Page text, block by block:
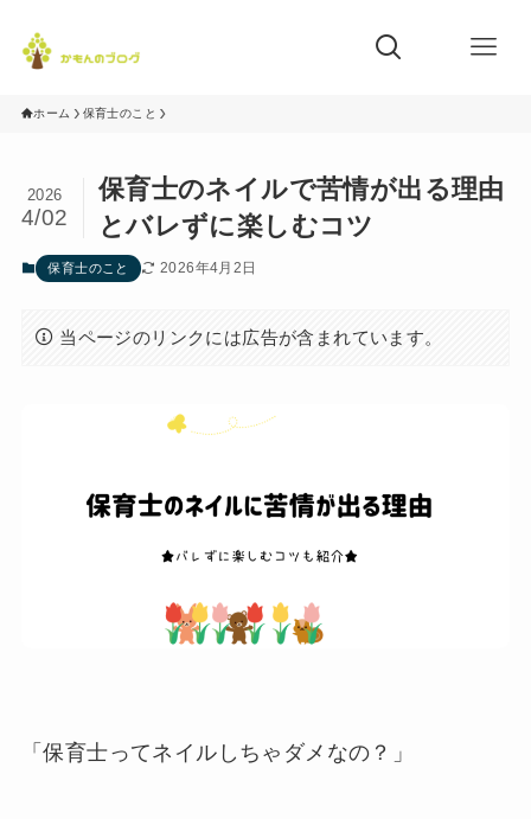
ホーム 保育士のこと
保育士のネイルで苦情が出る理由
とバレずに楽しむコツ
2026
4/02
保育士のこと 2026年4月2日
当ページのリンクには広告が含まれています。
「保育士ってネイルしちゃダメなの？」